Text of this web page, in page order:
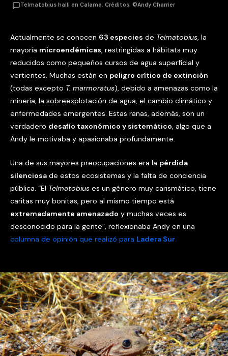
Telmatobius halli en Calama. Créditos: ©Andy Charrier
Actualmente se conocen 63 especies de Telmatobius , la
mayoría microendémicas , restringidas a hábitats muy
reducidos como pequeños cursos de agua superficial y
vertientes. Muchas están en peligro crítico de extinción
(todas excepto T. marmoratus), debido a amenazas como la
minería, la sobreexplotación de agua, el cambio climático y
enfermedades emergentes. Estas ranas, además, son un
verdadero desafío taxonómico y sistemático , algo que a
Andy le motivaba y apasionaba profundamente.
Una de sus mayores preocupaciones era la pérdida
silenciosa de estos ecosistemas y la falta de conciencia
pública. “El Telmatobius es un género muy carismático, tiene
caritas muy bonitas, pero al mismo tiempo está
extremadamente amenazado y muchas veces es
desconocido para la gente”, reflexionaba Andy en una
columna de opinión que realizó para Ladera Sur.